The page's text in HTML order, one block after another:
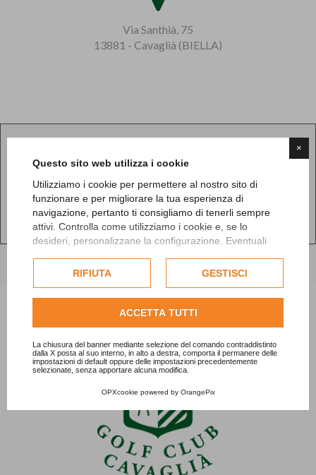
×
Questo sito web utilizza i cookie
Utilizziamo i cookie per permettere al nostro sito di
funzionare e per migliorare la tua esperienza di
navigazione, pertanto ti consigliamo di tenerli sempre
attivi. Controlla come utilizziamo i cookie e, se lo
desideri, personalizzane la configurazione. Eventuali
esclusivamente previa acquisizione del consenso
RIFIUTA GESTISCI
ACCETTA TUTTI
La chiusura del banner mediante selezione del comando contraddistinto
dalla X posta al suo interno, in alto a destra, comporta il permanere delle
impostazioni di default oppure delle impostazioni precedentemente
selezionate, senza apportare alcuna modifica.
OPXcookie powered by OrangePix
Via Santhià, 75
13881 - Cavaglià (BIELLA)
Per visualizzare questo elemento accetta i cookie